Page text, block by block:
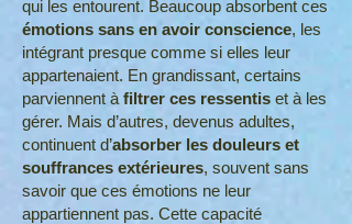
qui les entourent. Beaucoup absorbent ces
émotions sans en avoir conscience, les
intégrant presque comme si elles leur
appartenaient. En grandissant, certains
parviennent à filtrer ces ressentis et à les
gérer. Mais d’autres, devenus adultes,
continuent d’absorber les douleurs et
souffrances extérieures, souvent sans
savoir que ces émotions ne leur
appartiennent pas. Cette capacité